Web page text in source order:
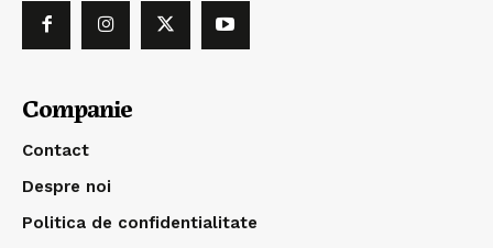
Companie
Contact
Despre noi
Politica de confidentialitate